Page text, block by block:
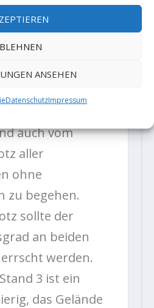
ANSEHEN
DatenschutzImpressum
eine Ecke
Hier führt die
hinunter –
7a, sowas
auch vom
aller
ohne
zu begehen.
sollte der
an beiden
werden.
3 ist ein
das Gelände